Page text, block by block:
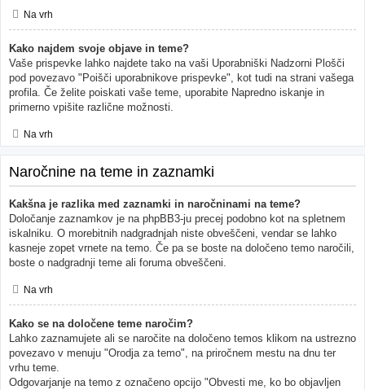
Na vrh
Kako najdem svoje objave in teme?
Vaše prispevke lahko najdete tako na vaši Uporabniški Nadzorni Plošči
pod povezavo "Poišči uporabnikove prispevke", kot tudi na strani vašega
profila. Če želite poiskati vaše teme, uporabite Napredno iskanje in
primerno vpišite različne možnosti.
Na vrh
Naročnine na teme in zaznamki
Kakšna je razlika med zaznamki in naročninami na teme?
Določanje zaznamkov je na phpBB3-ju precej podobno kot na spletnem
iskalniku. O morebitnih nadgradnjah niste obveščeni, vendar se lahko
kasneje zopet vrnete na temo. Če pa se boste na določeno temo naročili,
boste o nadgradnji teme ali foruma obveščeni.
Na vrh
Kako se na določene teme naročim?
Lahko zaznamujete ali se naročite na določeno temos klikom na ustrezno
povezavo v menuju "Orodja za temo", na priročnem mestu na dnu ter
vrhu teme.
Odgovarjanje na temo z označeno opcijo "Obvesti me, ko bo objavljen